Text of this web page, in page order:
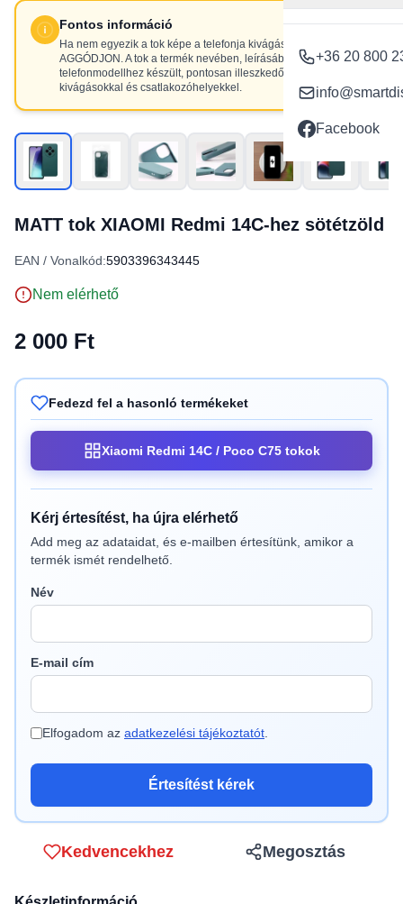
+36 20 800
Facebook
Fontos információ
Ha nem egyezik a tok képe a telefonja kivágásaival, NE
AGGÓDJON. A tok a termék nevében, leírásában szereplő
telefonmodellhez készült, pontosan illeszkedő
kivágásokkal és csatlakozóhelyekkel.
MATT tok XIAOMI Redmi 14C-hez sötétzöld
EAN / Vonalkód:5903396343445
Nem elérhető
2 000 Ft
Fedezd fel a hasonló termékeket
Xiaomi Redmi 14C / Poco C75 tokok
Kérj értesítést, ha újra elérhető
Add meg az adataidat, és e-mailben értesítünk, amikor a
termék ismét rendelhető.
Név
E-mail cím
Elfogadom az adatkezelési tájékoztatót
Értesítést kérek
Kedvencekhez Megosztás